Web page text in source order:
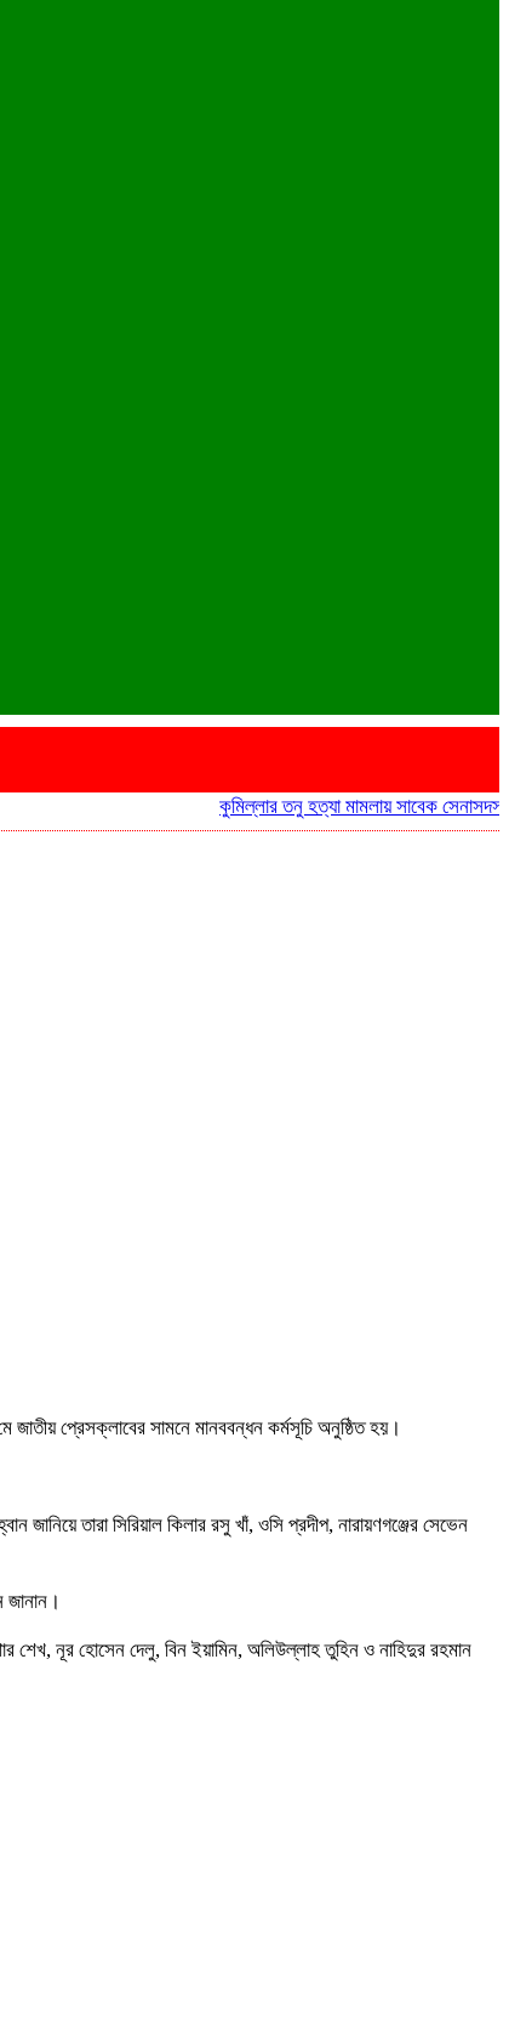
কুমিল্লার তনু হত্যা মামলায় সাবেক সেনাসদস্য
জাতীয় প্রেসক্লাবের সামনে মানববন্ধন কর্মসূচি অনুষ্ঠিত হয়।
জানিয়ে তারা সিরিয়াল কিলার রসু খাঁ, ওসি প্রদীপ, নারায়ণগঞ্জের সেভেন
জানান।
শেখ, নূর হোসেন দেলু, বিন ইয়ামিন, অলিউল্লাহ তুহিন ও নাহিদুর রহমান